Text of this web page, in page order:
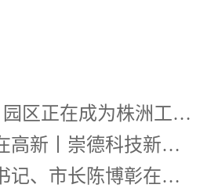
占比81.9%！园区正在成为株洲工业...
新质生产力在高新丨崇德科技新型...
长沙市委副书记、市长陈博彰在湖南...